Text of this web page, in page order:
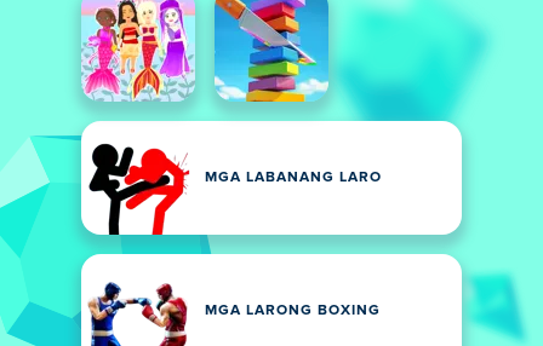
MGA LABANANG LARO
MGA LARONG BOXING